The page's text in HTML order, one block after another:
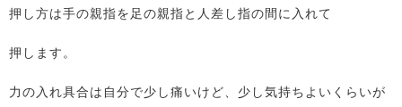
押し方は手の親指を足の親指と人差し指の間に入れて
押します。
力の入れ具合は自分で少し痛いけど、少し気持ちよいくらいが